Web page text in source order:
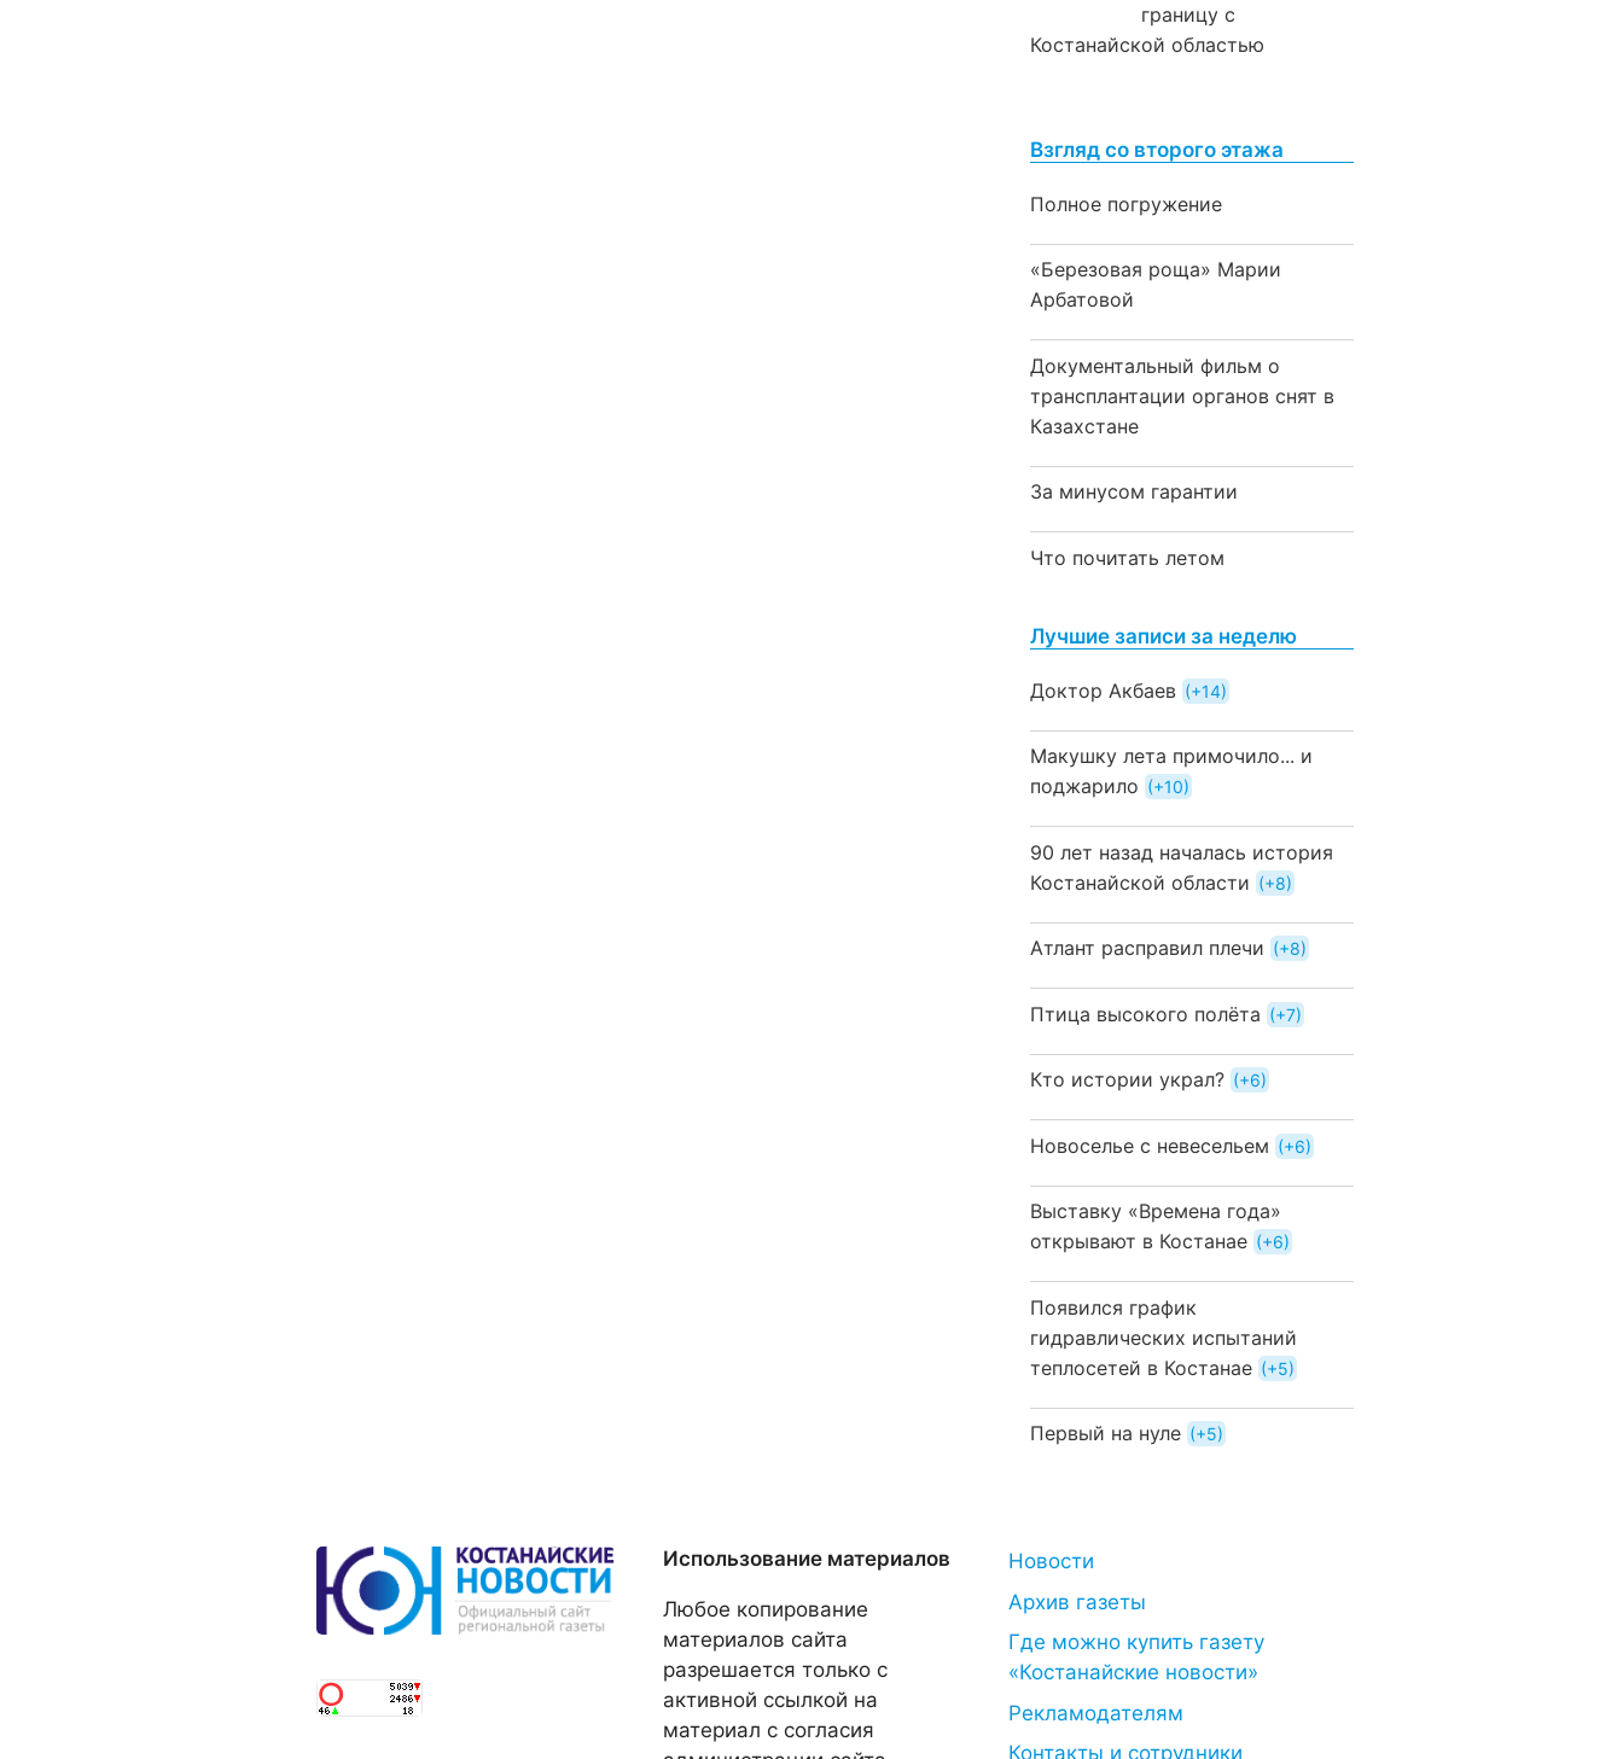
границу с
Костанайской областью
Взгляд со второго этажа
Полное погружение
«Березовая роща» Марии
Арбатовой
Документальный фильм о
трансплантации органов снят в
Казахстане
За минусом гарантии
Что почитать летом
Лучшие записи за неделю
Доктор Акбаев +14
Макушку лета примочило... и
поджарило
+10
90 лет назад началась история
Костанайской области
+8
Атлант расправил плечи +8
Птица высокого полёта +7
Кто истории украл? +6
Новоселье с невесельем +6
Выставку «Времена года»
открывают в Костанае
+6
Появился график
гидравлических испытаний
теплосетей в Костанае
+5
Первый на нуле +5
Использование материалов
Любое копирование
материалов сайта
разрешается только с
активной ссылкой на
материал с согласия
Новости
Архив газеты
Где можно купить газету
«Костанайские новости»
Рекламодателям
Контакты и сотрудники